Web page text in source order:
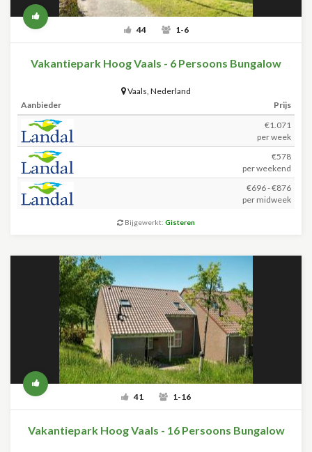
44 1-6
Vakantiepark Hoog Vaals - 6 Persoons Bungalow
Vaals, Nederland
Aanbieder
Prijs
€1.071
per week
€578
per weekend
€696 - €876
per midweek
Bijgewerkt: Gisteren
41 1-16
Vakantiepark Hoog Vaals - 16 Persoons Bungalow